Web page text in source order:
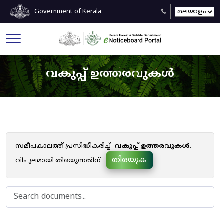
Government of Kerala
വകുപ്പ് ഉത്തരവുകൾ
സമീപകാലത്ത് പ്രസിദ്ധീകരിച്ച് വകുപ്പ് ഉത്തരവുകൾ.
വിപുലമായി തിരയുന്നതിന്
തിരയുക